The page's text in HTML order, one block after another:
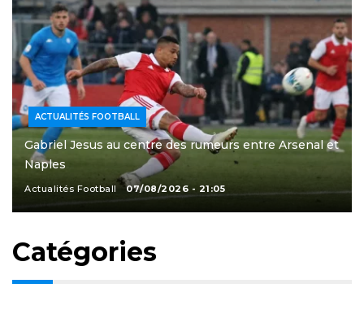
ACTUALITÉS FOOTBALL
Gabriel Jesus au centre des rumeurs entre Arsenal et
Naples
Actualités Football 07/08/2026 - 21:05
Catégories